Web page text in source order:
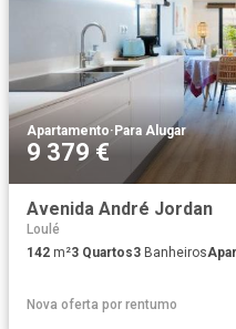
Apartamento·Para Alugar
9 379 €
Avenida André Jordan
Loulé
142 m²3 Quartos3 Banheiros
Nova oferta por rentumo